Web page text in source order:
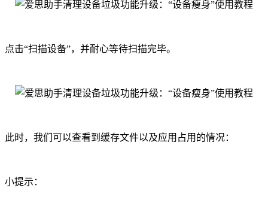
点击“扫描设备”，并耐心等待扫描完毕。
此时，我们可以查看到缓存文件以及应用占用的情况：
小提示：